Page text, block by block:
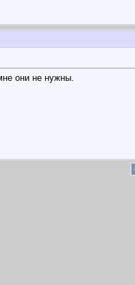
они не нужны.